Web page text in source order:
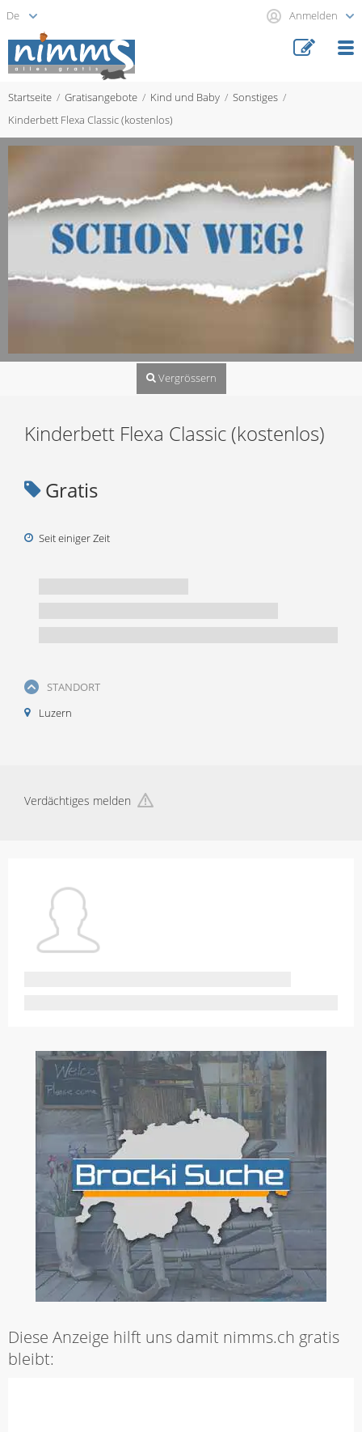
Anmelden
Startseite Gratisangebote Kind und Baby
Sonstiges
Kinderbett Flexa Classic (kostenlos)
Vergrössern
Kinderbett Flexa Classic (kostenlos)
Gratis
Seit einiger Zeit
STANDORT
Luzern
Verdächtiges melden
Diese Anzeige hilft uns damit nimms.ch gratis
bleibt: